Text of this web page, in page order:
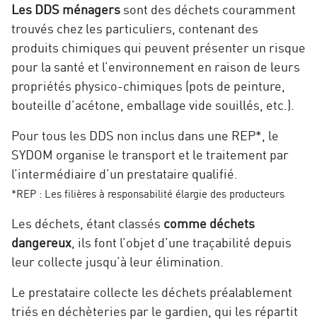
Les DDS ménagers sont des déchets couramment
trouvés chez les particuliers, contenant des
produits chimiques qui peuvent présenter un risque
pour la santé et l’environnement en raison de leurs
propriétés physico-chimiques (pots de peinture,
bouteille d’acétone, emballage vide souillés, etc.).
Pour tous les DDS non inclus dans une REP*, le
SYDOM organise le transport et le traitement par
l’intermédiaire d’un prestataire qualifié.
*REP : Les filières à responsabilité élargie des producteurs
Les déchets, étant classés comme déchets
dangereux , ils font l’objet d’une traçabilité depuis
leur collecte jusqu’à leur élimination.
Le prestataire collecte les déchets préalablement
triés en déchèteries par le gardien, qui les répartit